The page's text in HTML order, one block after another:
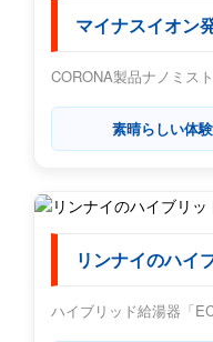
マイナスイオン
CORONA製品ナノミス
素晴らしい体
リンナイのハイ
ハイブリッド給湯器「